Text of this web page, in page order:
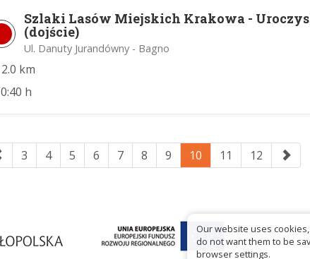
Szlaki Lasów Miejskich Krakowa -
(dojście)
Ul. Danuty Jurandówny - Bagno
2.0 km
0:40 h
3 4 5 6 7 8 9 10 11 12
Our website uses
do not want them to be
browser settings.